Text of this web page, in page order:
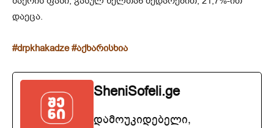
დაეცა.
#drpkhakadze #აქხარისხია
SheniSofeli.ge
დამოუკიდებელი,